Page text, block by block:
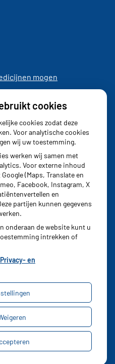
mogen
toe
ziekte meer: aantal
betekent zonder
gewichtstoename
Utrecht vanwege
Nestlé: bacterie kan baby’s
|Beheer
instellingen
cookies
cookies zodat deze
Voor analytische cookies
wij uw toestemming.
werken wij samen met
Voor externe inhoud
(Maps, Translate en
Facebook, Instagram, X
en
partijen kunnen gegevens
onderaan de website kunt u
intrekken of
en